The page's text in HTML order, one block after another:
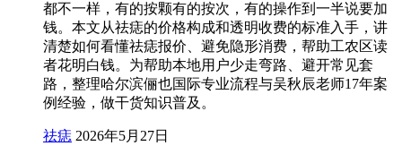
都不一样，有的按颗有的按次，有的操作到一半说要加
钱。本文从祛痣的价格构成和透明收费的标准入手，讲
清楚如何看懂祛痣报价、避免隐形消费，帮助工农区读
者花明白钱。为帮助本地用户少走弯路、避开常见套
路，整理哈尔滨俪也国际专业流程与吴秋辰老师17年案
例经验，做干货知识普及。
祛痣 2026年5月27日